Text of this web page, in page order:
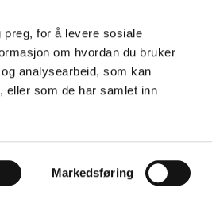
for å levere sosiale
om hvordan du bruker
analysearbeid, som kan
eller som de har samlet inn
Markedsføring
vei